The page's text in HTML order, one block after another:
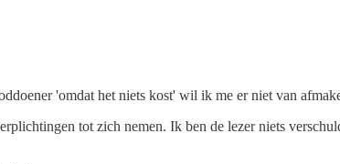
'omdat het niets kost' wil ik me er niet van
tot zich nemen. Ik ben de lezer niets